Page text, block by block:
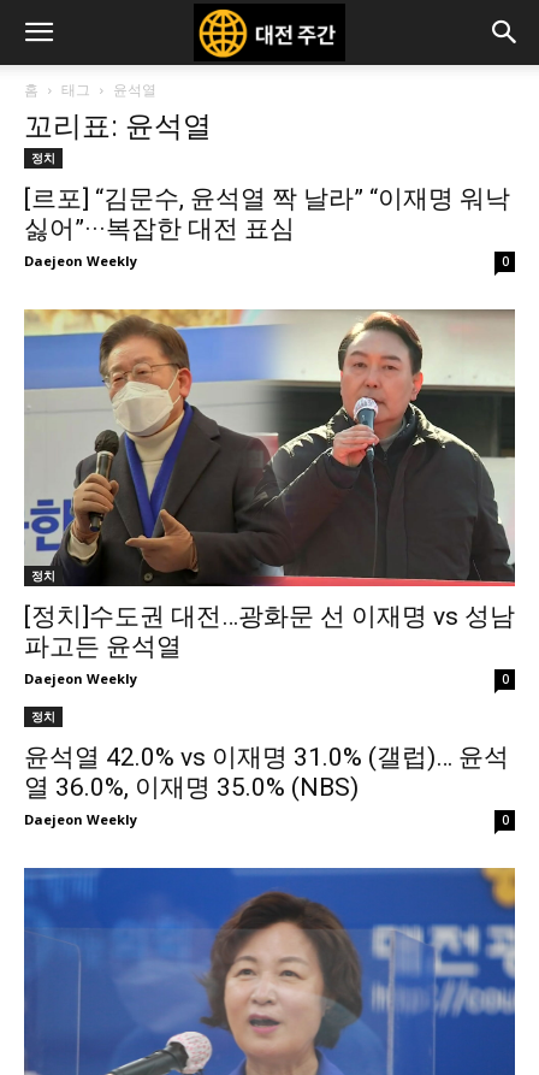
홈 태그 윤석열
꼬리표: 윤석열
정치
[르포] “김문수, 윤석열 짝 날라” “이재명 워낙
싫어”···복잡한 대전 표심
Daejeon Weekly 0
정치
[정치]수도권 대전…광화문 선 이재명 vs 성남
파고든 윤석열
Daejeon Weekly 0
정치
윤석열 42.0% vs 이재명 31.0% (갤럽)… 윤석
열 36.0%, 이재명 35.0% (NBS)
Daejeon Weekly 0